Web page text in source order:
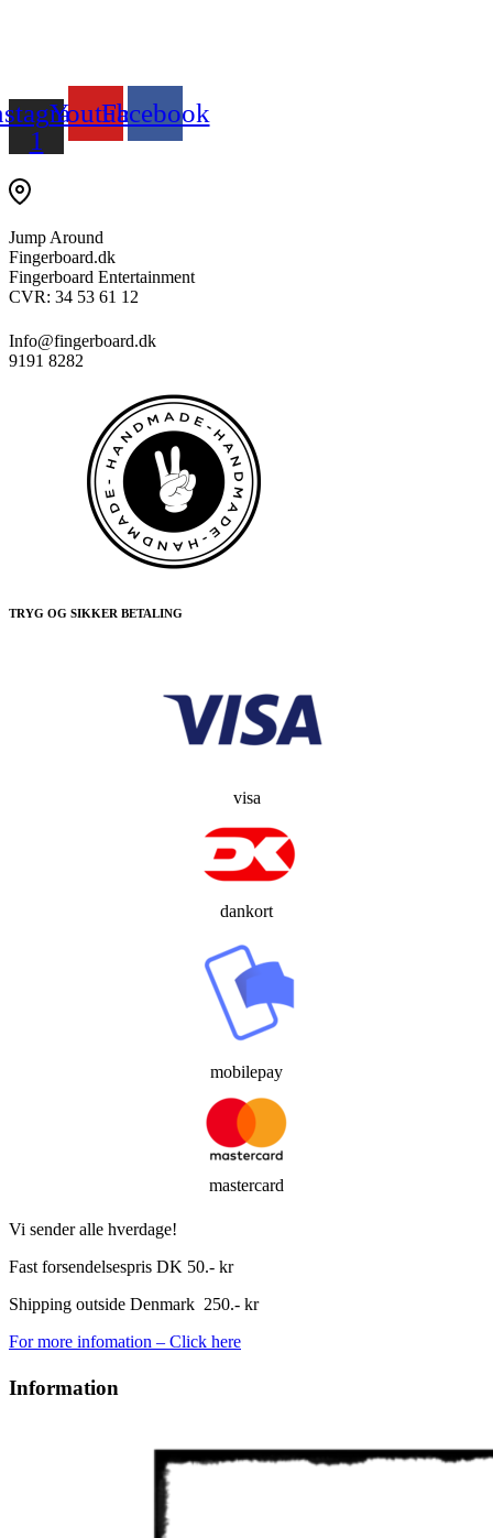
1
YoutubeFacebook
Jump Around
Fingerboard.dk
Fingerboard Entertainment
CVR: 34 53 61 12
Info@fingerboard.dk
9191 8282
TRYG OG SIKKER BETALING
visa
dankort
mobilepay
mastercard
Vi sender alle hverdage!
Fast forsendelsespris DK 50.- kr
Shipping outside Denmark 250.- kr
For more infomation – Click here
Information